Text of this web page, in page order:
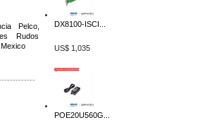
DX8100-ISCI...
US$ 1,035
POE20U560G...